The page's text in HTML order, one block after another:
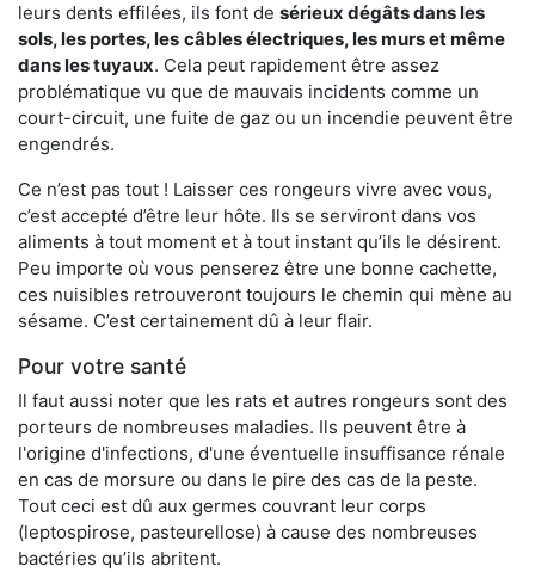
leurs dents effilées, ils font de sérieux dégâts dans les
sols, les portes, les câbles électriques, les murs et même
dans les tuyaux. Cela peut rapidement être assez
problématique vu que de mauvais incidents comme un
court-circuit, une fuite de gaz ou un incendie peuvent être
engendrés.
Ce n’est pas tout ! Laisser ces rongeurs vivre avec vous,
c’est accepté d’être leur hôte. Ils se serviront dans vos
aliments à tout moment et à tout instant qu’ils le désirent.
Peu importe où vous penserez être une bonne cachette,
ces nuisibles retrouveront toujours le chemin qui mène au
sésame. C’est certainement dû à leur flair.
Pour votre santé
Il faut aussi noter que les rats et autres rongeurs sont des
porteurs de nombreuses maladies. Ils peuvent être à
l'origine d'infections, d'une éventuelle insuffisance rénale
en cas de morsure ou dans le pire des cas de la peste.
Tout ceci est dû aux germes couvrant leur corps
(leptospirose, pasteurellose) à cause des nombreuses
bactéries qu’ils abritent.